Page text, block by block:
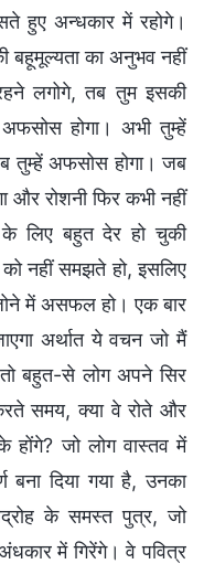
हुए अन्धकार में रहोगे।
बहूमूल्यता का अनुभव नहीं
लगोगे, तब तुम इसकी
होगा। अभी तुम्हें
तुम्हें अफसोस होगा। जब
और रोशनी फिर कभी नहीं
लिए बहुत देर हो चुकी
नहीं समझते हो, इसलिए
में असफल हो। एक बार
अर्थात ये वचन जो मैं
बहुत-से लोग अपने सिर
समय, क्या वे रोते और
होंगे? जो लोग वास्तव में
दिया गया है, उनका
के समस्त पुत्र, जो
में गिरेंगे। वे पवित्र